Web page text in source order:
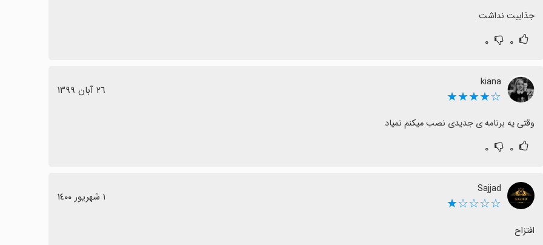
جذابیت نداشت
۰ ۰
kiana
☆★★★★ ٢٦ آبان ١٣٩٩
وقتی یه برنامه ی جدیدی نصب میکنم نمیاد
۰ ۰
Sajjad
☆☆☆☆★ ١ شهریور ١٤٠٠
افتزاح